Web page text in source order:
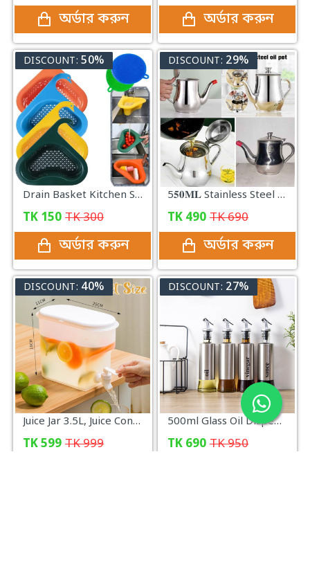
অর্ডার করুন অর্ডার করুন
DISCOUNT: 50%
Drain Basket Kitchen Sink Drain
TK 150 TK300
অর্ডার করুন
DISCOUNT: 29%
5𝟓𝟎𝐌𝐋 Stainless Steel Oil Pot with Strainer
TK 490 TK690
অর্ডার করুন
DISCOUNT: 40%
Juice Jar 3.5L, Juice Container Dispenser with Tap
TK599 TK999
DISCOUNT: 27%
500ml Glass Oil Dispenser with Steel Cover Seasoning
TK 690 TK950